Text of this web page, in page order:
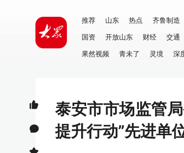
推荐 山东 热点 齐鲁制造
国资
开放山东 财经 交通
果然视频
青未了 灵境 深
泰安市市场监管
提升行动”先进单